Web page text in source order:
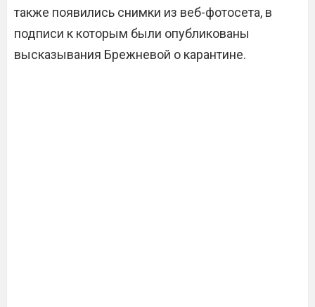
также появились снимки из веб-фотосета, в
подписи к которым были опубликованы
высказывания Брежневой о карантине.